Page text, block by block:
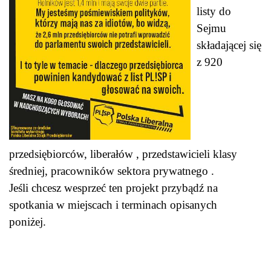
listy do
Sejmu
składającej się
z 920
przedsiębiorców, liberałów , przedstawicieli klasy
średniej, pracowników sektora prywatnego .
Jeśli chcesz wesprzeć ten projekt przybądź na
spotkania w miejscach i terminach opisanych
poniżej.